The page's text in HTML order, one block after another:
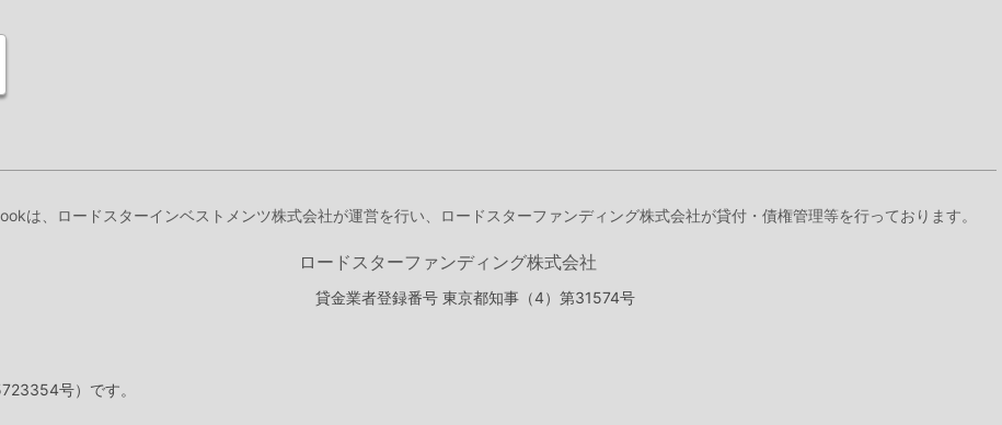
は、ロードスターインベストメンツ株式会社が運営を行い、ロードスターファンディング株式会社が貸付・債権管理等を行っております。
号）です。
ロードスターファンディング株式会社
貸金業者登録番号 東京都知事（4）第31574号